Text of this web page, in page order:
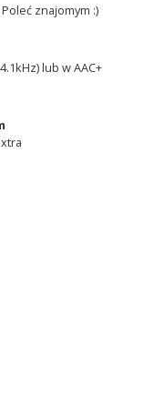
znajomym :)
lub w AAC+